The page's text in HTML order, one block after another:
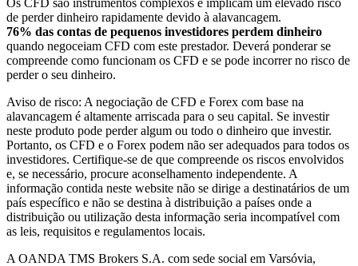
de perder dinheiro rapidamente devido à alavancagem.
76% das contas de pequenos investidores perdem dinheiro
quando negoceiam CFD com este prestador. Deverá ponderar se
compreende como funcionam os CFD e se pode incorrer no risco de
perder o seu dinheiro.
Aviso de risco: A negociação de CFD e Forex com base na
alavancagem é altamente arriscada para o seu capital. Se investir
neste produto pode perder algum ou todo o dinheiro que investir.
Portanto, os CFD e o Forex podem não ser adequados para todos os
investidores. Certifique-se de que compreende os riscos envolvidos
e, se necessário, procure aconselhamento independente. A
informação contida neste website não se dirige a destinatários de um
país específico e não se destina à distribuição a países onde a
distribuição ou utilização desta informação seria incompatível com
as leis, requisitos e regulamentos locais.
A OANDA TMS Brokers S.A. com sede social em Varsóvia,